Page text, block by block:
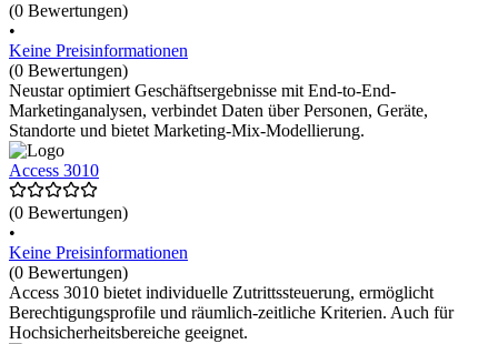
(0 Bewertungen)
•
Keine Preisinformationen
(0 Bewertungen)
Neustar optimiert Geschäftsergebnisse mit End-to-End-
Marketinganalysen, verbindet Daten über Personen, Geräte,
Standorte und bietet Marketing-Mix-Modellierung.
Access 3010
(0 Bewertungen)
•
Keine Preisinformationen
(0 Bewertungen)
Access 3010 bietet individuelle Zutrittssteuerung, ermöglicht
Berechtigungsprofile und räumlich-zeitliche Kriterien. Auch für
Hochsicherheitsbereiche geeignet.